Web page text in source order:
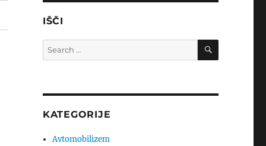
IŠČI
Search
for:
SEARCH
KATEGORIJE
Avtomobilizem